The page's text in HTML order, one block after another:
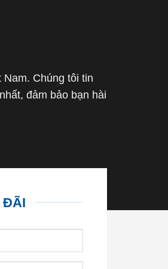
Chúng tôi tin
đảm bảo bạn hài
ĐÃI